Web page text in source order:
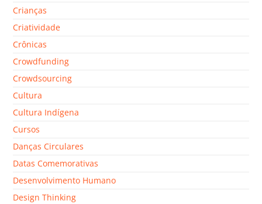
Crianças
Criatividade
Crônicas
Crowdfunding
Crowdsourcing
Cultura
Cultura Indígena
Cursos
Danças Circulares
Datas Comemorativas
Desenvolvimento Humano
Design Thinking